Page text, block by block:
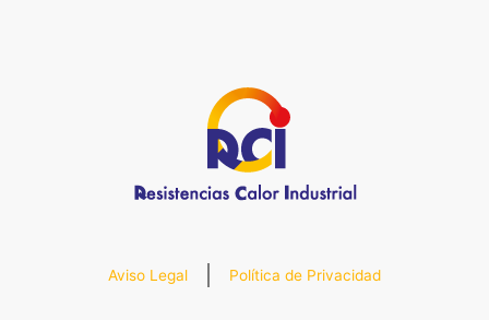
Aviso Legal Política de Privacidad